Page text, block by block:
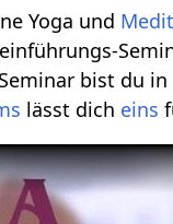
Yoga und
bist du in
lässt dich eins